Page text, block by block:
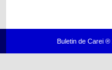
Buletin de Carei ®